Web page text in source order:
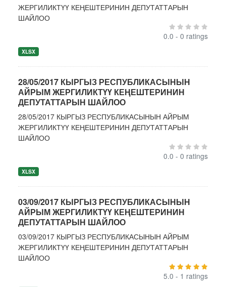
ЖЕРГИЛИКТҮҮ КЕҢЕШТЕРИНИН ДЕПУТАТТАРЫН
ШАЙЛОО
0.0 - 0 ratings
XLSX
28/05/2017 КЫРГЫЗ РЕСПУБЛИКАСЫНЫН
АЙРЫМ ЖЕРГИЛИКТҮҮ КЕҢЕШТЕРИНИН
ДЕПУТАТТАРЫН ШАЙЛОО
28/05/2017 КЫРГЫЗ РЕСПУБЛИКАСЫНЫН АЙРЫМ
ЖЕРГИЛИКТҮҮ КЕҢЕШТЕРИНИН ДЕПУТАТТАРЫН
ШАЙЛОО
0.0 - 0 ratings
XLSX
03/09/2017 КЫРГЫЗ РЕСПУБЛИКАСЫНЫН
АЙРЫМ ЖЕРГИЛИКТҮҮ КЕҢЕШТЕРИНИН
ДЕПУТАТТАРЫН ШАЙЛОО
03/09/2017 КЫРГЫЗ РЕСПУБЛИКАСЫНЫН АЙРЫМ
ЖЕРГИЛИКТҮҮ КЕҢЕШТЕРИНИН ДЕПУТАТТАРЫН
ШАЙЛОО
5.0 - 1 ratings